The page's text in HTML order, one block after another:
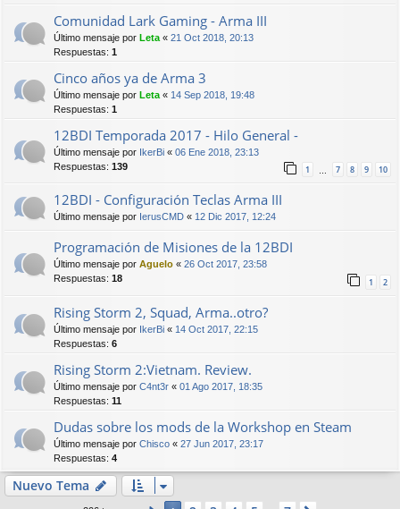
Comunidad Lark Gaming - Arma III
Último mensaje por Leta « 21 Oct 2018, 20:13
Respuestas: 1
Cinco años ya de Arma 3
Último mensaje por Leta « 14 Sep 2018, 19:48
Respuestas: 1
12BDI Temporada 2017 - Hilo General -
Último mensaje por IkerBi « 06 Ene 2018, 23:13
Respuestas: 139 1 … 7 8 9 10
12BDI - Configuración Teclas Arma III
Último mensaje por IerusCMD « 12 Dic 2017, 12:24
Programación de Misiones de la 12BDI
Último mensaje por Aguelo « 26 Oct 2017, 23:58
Respuestas: 18 1 2
Rising Storm 2, Squad, Arma..otro?
Último mensaje por IkerBi « 14 Oct 2017, 22:15
Respuestas: 6
Rising Storm 2:Vietnam. Review.
Último mensaje por C4nt3r « 01 Ago 2017, 18:35
Respuestas: 11
Dudas sobre los mods de la Workshop en Steam
Último mensaje por Chisco « 27 Jun 2017, 23:17
Respuestas: 4
Nuevo Tema